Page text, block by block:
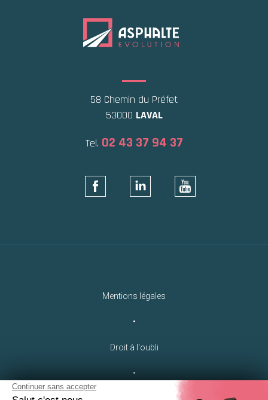
58 Chemin du Préfet
53000 LAVAL
Tel. 02 43 37 94 37
Mentions légales
•
Droit à l'oubli
•